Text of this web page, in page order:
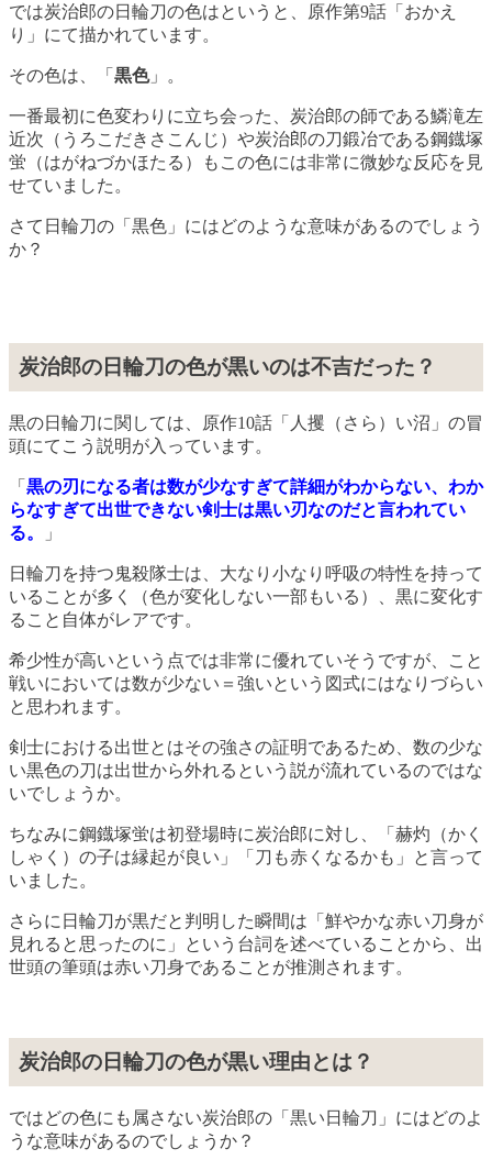
では炭治郎の日輪刀の色はというと、原作第9話「おかえ
り」にて描かれています。
その色は、「 黒色」。
一番最初に色変わりに立ち会った、炭治郎の師である鱗滝左
近次（うろこだきさこんじ）や炭治郎の刀鍛冶である鋼鐡塚
蛍（はがねづかほたる）もこの色には非常に微妙な反応を見
せていました。
さて日輪刀の「黒色」にはどのような意味があるのでしょう
か？
炭治郎の日輪刀の色が黒いのは不吉だった？
黒の日輪刀に関しては、原作10話「人攫（さら）い沼」の冒
頭にてこう説明が入っています。
「 黒の刃になる者は数が少なすぎて詳細がわからない、わか
らなすぎて出世できない剣士は黒い刃なのだと言われてい
る。
」
日輪刀を持つ鬼殺隊士は、大なり小なり呼吸の特性を持って
いることが多く（色が変化しない一部もいる）、黒に変化す
ること自体がレアです。
希少性が高いという点では非常に優れていそうですが、こと
戦いにおいては数が少ない＝強いという図式にはなりづらい
と思われます。
剣士における出世とはその強さの証明であるため、数の少な
い黒色の刀は出世から外れるという説が流れているのではな
いでしょうか。
ちなみに鋼鐡塚蛍は初登場時に炭治郎に対し、「赫灼（かく
しゃく）の子は縁起が良い」「刀も赤くなるかも」と言って
いました。
さらに日輪刀が黒だと判明した瞬間は「鮮やかな赤い刀身が
見れると思ったのに」という台詞を述べていることから、出
世頭の筆頭は赤い刀身であることが推測されます。
炭治郎の日輪刀の色が黒い理由とは？
ではどの色にも属さない炭治郎の「黒い日輪刀」にはどのよ
うな意味があるのでしょうか？